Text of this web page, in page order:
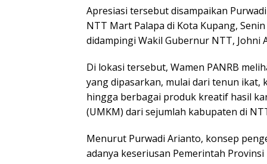
Apresiasi tersebut disampaikan
NTT Mart Palapa di Kota Kupang,
didampingi Wakil Gubernur NTT, Johni
Di lokasi tersebut, Wamen PANRB
yang dipasarkan, mulai dari tenun
hingga berbagai produk kreatif hasil
(UMKM) dari sejumlah kabupaten di
Menurut Purwadi Arianto, konsep
adanya keseriusan Pemerintah